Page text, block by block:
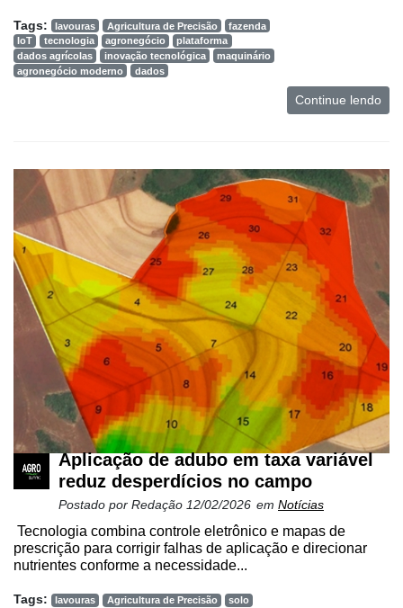
Tags: lavouras Agricultura de Precisão
fazenda
IoT
tecnologia agronegócio
plataforma
dados agrícolas
inovação tecnológica
maquinário
agronegócio moderno
dados
Continue lendo
Aplicação de adubo em taxa variável
reduz desperdícios no campo
Postado por Redação 12/02/2026 em Notícias
Tecnologia combina controle eletrônico e mapas de
prescrição para corrigir falhas de aplicação e direcionar
nutrientes conforme a necessidade...
Tags: lavouras Agricultura de Precisão
solo